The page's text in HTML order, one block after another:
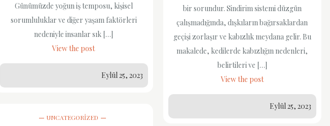
Günümüzde yoğun iş temposu, kişisel
sorumluluklar ve diğer yaşam faktörleri
nedeniyle insanlar sık […]
View the post
Eylül 25, 2023
bir sorundur. Sindirim sistemi düzgün
çalışmadığında, dışkıların bağırsaklardan
geçişi zorlaşır ve kabızlık meydana gelir. Bu
makalede, kedilerde kabızlığın nedenleri,
belirtileri ve […]
View the post
Eylül 25, 2023
UNCATEGORIZED